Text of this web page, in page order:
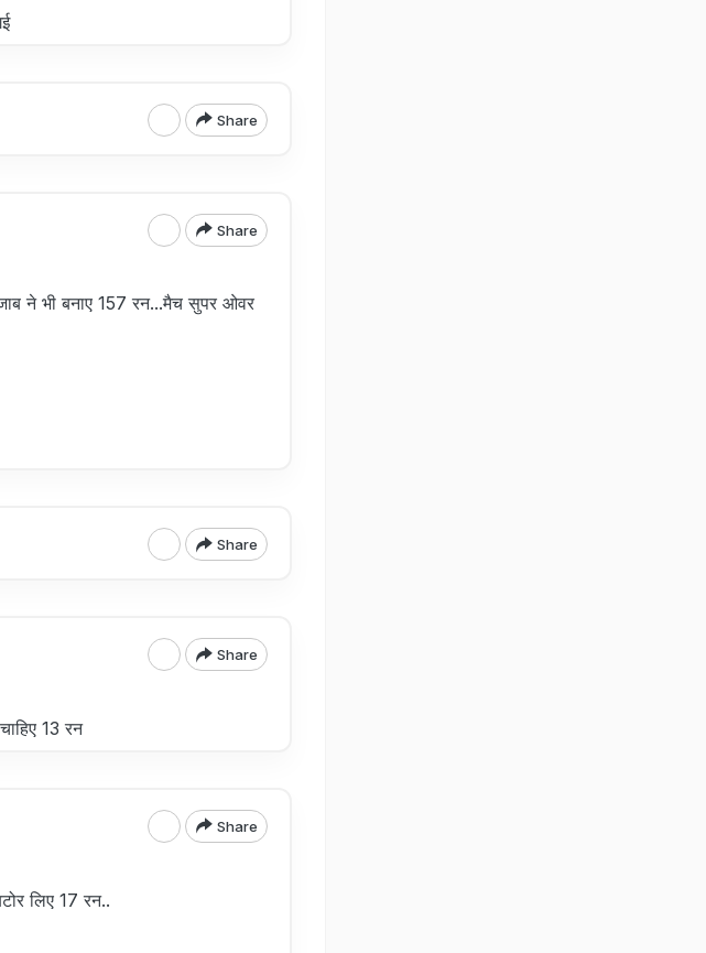
Share
Share
ने भी बनाए 157 रन...मैच सुपर ओवर
Share
Share
13 रन
Share
लिए 17 रन..